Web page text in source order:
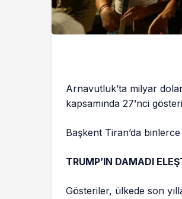
Arnavutluk’ta milyar
kapsamında 27’nci
Başkent Tiran’da
TRUMP’IN DAMADI
Gösteriler, ülkede son